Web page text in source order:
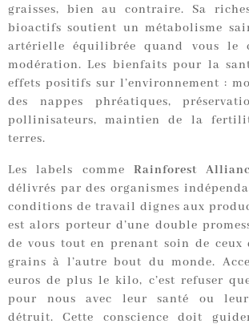
graisses, bien au contraire. Sa
bioactifs soutient un métabolisme
artérielle équilibrée quand vous le
modération. Les bienfaits pour la
effets positifs sur l’environnement :
des nappes phréatiques,
pollinisateurs, maintien de la
terres.
Les labels comme Rainforest
délivrés par des organismes
conditions de travail dignes aux
est alors porteur d’une double
de vous tout en prenant soin de
grains à l’autre bout du monde.
euros de plus le kilo, c’est refuser
pour nous avec leur santé ou leur
détruit. Cette conscience doit